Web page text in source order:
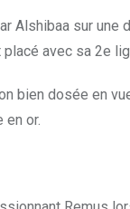
Alshibaa sur
avec sa 2e
bien dosée en
en or.